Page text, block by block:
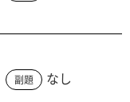
副題 なし